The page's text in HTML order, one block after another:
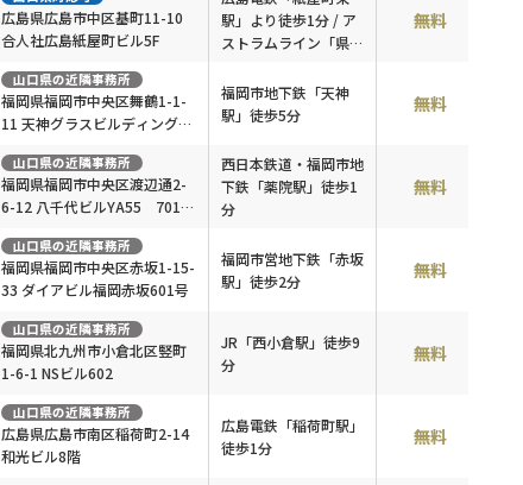
広島県広島市中区基町11-10
合人社広島紙屋町ビル5F
駅」より徒歩1分 / ア
ストラムライン「県庁
無料
山口県の近隣事務所
福岡県福岡市中央区舞鶴1-1-
11 天神グラスビルディング9
福岡市地下鉄「天神
駅」徒歩5分
無料
山口県の近隣事務所
福岡県福岡市中央区渡辺通2-
6-12 八千代ビルYA55 701号
西日本鉄道・福岡市地
下鉄「薬院駅」徒歩1
分
無料
山口県の近隣事務所
福岡県福岡市中央区赤坂1-15-
33 ダイアビル福岡赤坂601号
福岡市営地下鉄「赤坂
駅」徒歩2分
無料
山口県の近隣事務所
福岡県北九州市小倉北区竪町
1-6-1 NSビル602
JR「西小倉駅」徒歩9
分
無料
山口県の近隣事務所
広島県広島市南区稲荷町2-14
和光ビル8階
広島電鉄「稲荷町駅」
徒歩1分
無料